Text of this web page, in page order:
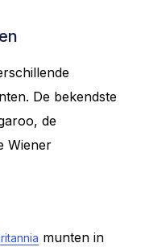
De bekendste
de
Wiener
munten in